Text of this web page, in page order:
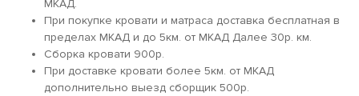
МКАД.
При покупке кровати и матраса доставка бесплатная в
пределах МКАД и до 5км. от МКАД Далее 30р. км.
Сборка кровати 900р.
При доставке кровати более 5км. от МКАД
дополнительно выезд сборщик 500р.